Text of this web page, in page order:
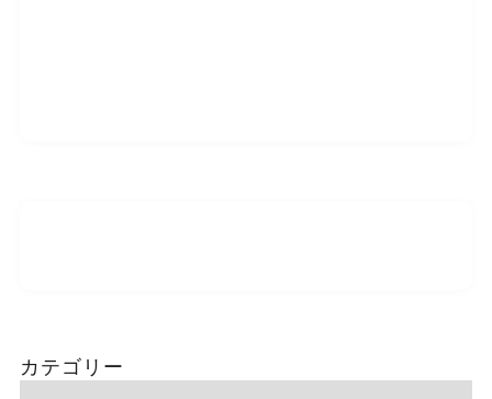
カテゴリー